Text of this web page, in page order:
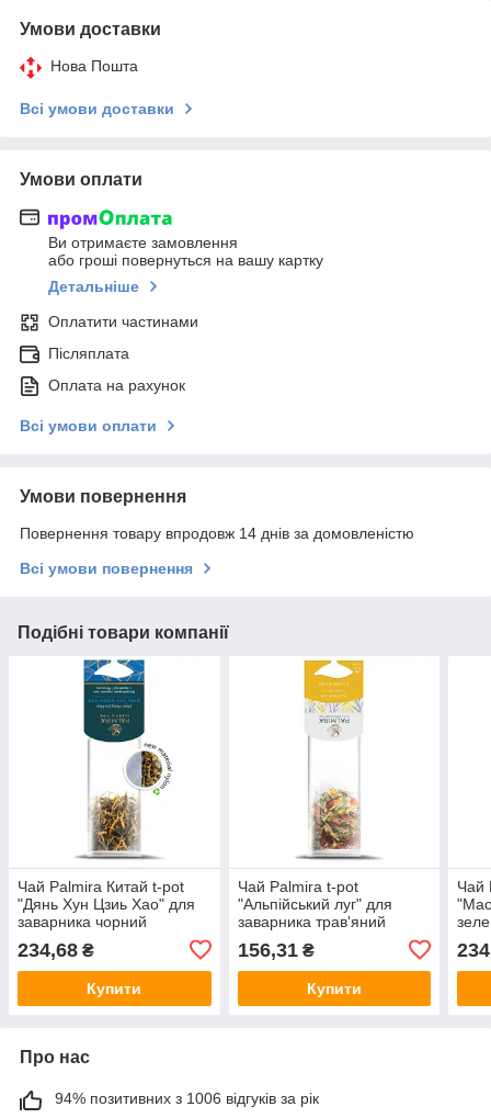
Умови доставки
Нова Пошта
Всі умови доставки
Умови оплати
Ви отримаєте замовлення
або гроші повернуться на вашу картку
Детальніше
Оплатити частинами
Післяплата
Оплата на рахунок
Всі умови оплати
Умови повернення
Повернення товару впродовж 14 днів за домовленістю
Всі умови повернення
Подібні товари компанії
Чай Palmira Китай t-pot
"Дянь Хун Цзиь Хао" для
заварника чорний
234,68 ₴
Купити
Чай Palmira t-pot
"Альпійський луг" для
заварника трав'яний
156,31₴
Купити
Чай
Про нас
94% позитивних з 1006 відгуків за рік